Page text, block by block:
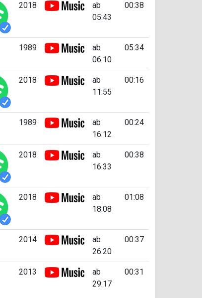
2018
ab
05:43
00:38
1989
ab
06:10
05:34
2018
ab
11:55
00:16
1989
ab
16:12
00:24
2018
ab
16:33
00:38
2018
ab
18:08
01:08
2014
ab
26:20
00:37
2013
ab
29:17
00:31